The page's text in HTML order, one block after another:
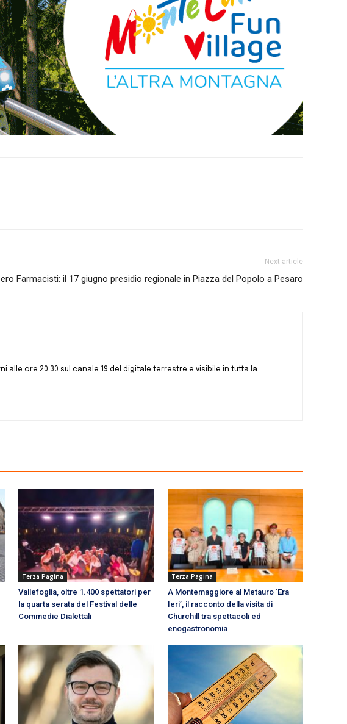
Next article
Farmacisti: il 17 giugno presidio regionale in Piazza del Popolo a Pesaro
alle ore 20.30 sul canale 19 del digitale terrestre e visibile in tutta la
Terza Pagina
Vallefoglia, oltre 1.400 spettatori per
la quarta serata del Festival delle
Commedie Dialettali
Terza Pagina
A Montemaggiore al Metauro ‘Era
Ieri’, il racconto della visita di
Churchill tra spettacoli ed
enogastronomia